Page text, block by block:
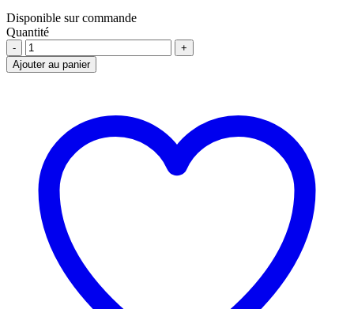
Disponible sur commande
Quantité
ENROULEUR
ABSORBEUR
CABLE
CROCHET
quantité
Ajouter au panier